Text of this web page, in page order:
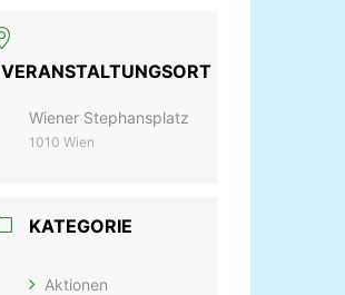
VERANSTALTUNGSORT
Wiener Stephansplatz
1010 Wien
KATEGORIE
Aktionen